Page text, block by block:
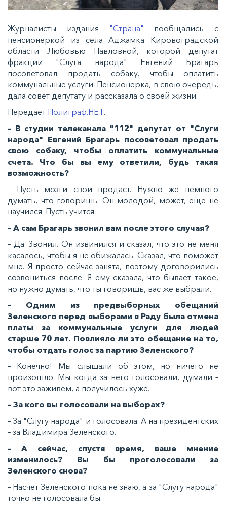
Журналисты издания "Страна" пообщались с
пенсионеркой из села Аджамка Кировоградской
области Любовью Павловной, которой депутат
фракции "Слуга народа" Евгений Брагарь
посоветовал продать собаку, чтобы оплатить
коммунальные услуги. Пенсионерка, в свою очередь,
дала совет депутату и рассказала о своей жизни.
Передает Полиграф.НЕТ.
– В студии телеканала "112" депутат от "Слуги
народа" Евгений Брагарь посоветовал продать
свою собаку, чтобы оплатить коммунальные
счета. Что бы вы ему ответили, будь такая
возможность?
– Пусть мозги свои продаст. Нужно же немного
думать, что говоришь. Он молодой, может, еще не
научился. Пусть учится.
– А сам Брагарь звонил вам после этого случая?
– Да. Звонил. Он извинился и сказал, что это не меня
касалось, чтобы я не обижалась. Сказал, что поможет
мне. Я просто сейчас занята, поэтому договорились
созвониться после. Я ему сказала, что бывает такое,
но нужно думать, что ты говоришь, вас же выбрали.
– Одним из предвыборных обещаний
Зеленского перед выборами в Раду была отмена
платы за коммунальные услуги для людей
старше 70 лет. Повлияло ли это обещание на то,
чтобы отдать голос за партию Зеленского?
– Конечно! Мы слышали об этом, но ничего не
произошло. Мы когда за него голосовали, думали –
вот это заживем, а получилось хуже.
– За кого вы голосовали на выборах?
– За "Слугу народа" и голосовала. А на президентских
– за Владимира Зеленского.
– А сейчас, спустя время, ваше мнение
изменилось? Вы бы проголосовали за
Зеленского снова?
– Насчет Зеленского пока не знаю, а за "Слугу народа"
точно не голосовала бы.